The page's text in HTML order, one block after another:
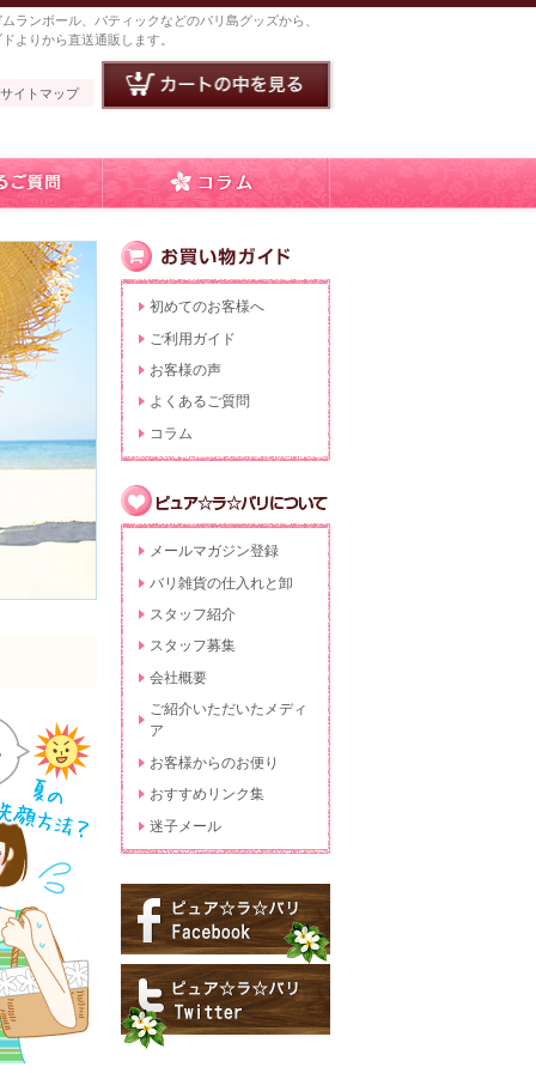
ランボール、バティックなどのバリ島グッズから、
よりから直送通販します。
サイトマップ
初めてのお客様へ
ご利用ガイド
お客様の声
よくあるご質問
コラム
メールマガジン登録
バリ雑貨の仕入れと卸
スタッフ紹介
スタッフ募集
会社概要
ご紹介いただいたメディ
ア
お客様からのお便り
おすすめリンク集
迷子メール